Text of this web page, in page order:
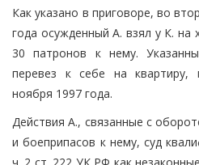
Как указано в приговоре, во
года осужденный А. взял у К. на
30 патронов к нему.
перевез к себе на квартиру,
ноября 1997 года.
Действия А., связанные с
и боеприпасов к нему, суд